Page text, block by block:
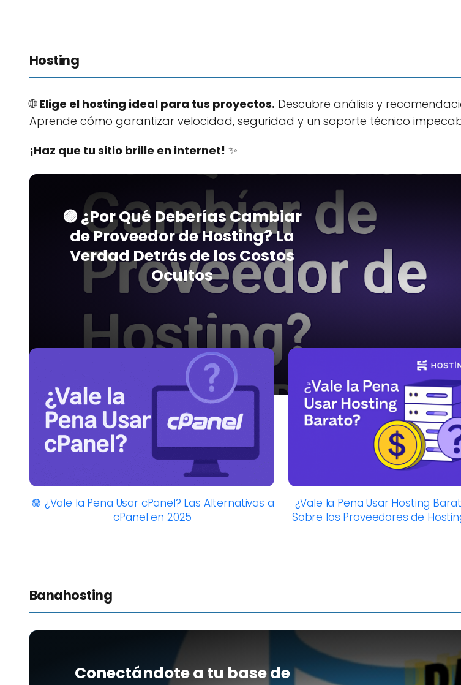
Hosting
🌐Elige el hosting ideal para tus proyectos. Descubre análisis y
Aprende cómo garantizar velocidad, seguridad y un soporte técnico
¡Haz que tu sitio brille en internet! ✨
🟣 ¿Por Qué Deberías Cambiar
de Proveedor de Hosting? La
Verdad Detrás de los Costos
Ocultos
🟣 ¿Vale la Pena Usar cPanel? Las Alternativas a
cPanel en 2025
¿Vale la Pena Usar Hosting
Sobre los Proveedores de
Banahosting
Conectándote a tu base de